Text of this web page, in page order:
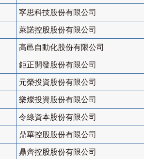
寧思科技股份有限公司
萊諾控股股份有限公司
高邑自動化股份有限公司
鉅正開發股份有限公司
元榮投資股份有限公司
樂燦投資股份有限公司
令綠資本股份有限公司
鼎華控股股份有限公司
鼎齊控股股份有限公司